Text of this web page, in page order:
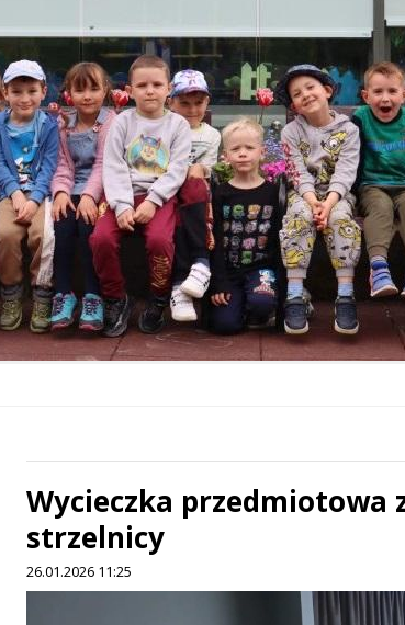
Wycieczka przedmiotowa
strzelnicy
26.01.2026 11:25